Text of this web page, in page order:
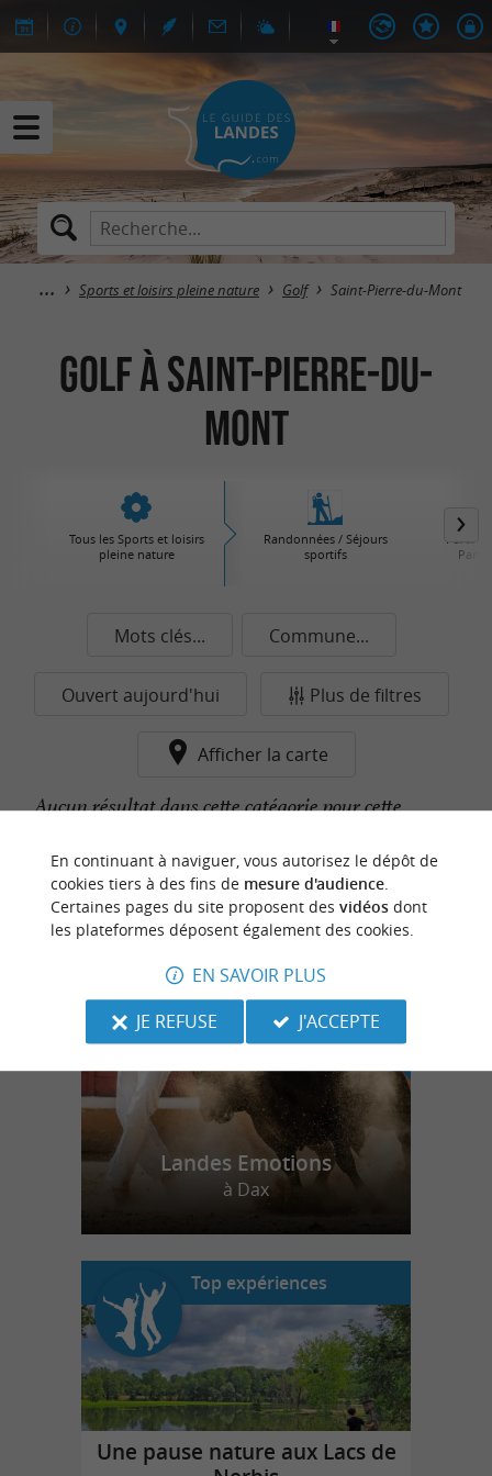
Sports et loisirs pleine nature Golf Saint-Pierre-du-Mont
Golf à Saint-Pierre-du-
Mont
Tous les Sports et loisirs
pleine nature
Randonnées / Séjours
sportifs
Parcs
Mots clés... Commune...
Ouvert aujourd'hui Plus de filtres
Afficher la carte
Aucun résultat dans cette catégorie pour cette
n
o
t
r
e
c
o
u
p
d
e
c
o
e
u
r
Landes Emotions
à Dax
Top expériences
Une pause nature aux Lacs de
En continuant à naviguer, vous autorisez le dépôt de
cookies tiers à des fins de mesure d'audience.
Certaines pages du site proposent des vidéosdont
les plateformes déposent également des cookies.
EN SAVOIR PLUS
JE REFUSE
J'ACCEPTE